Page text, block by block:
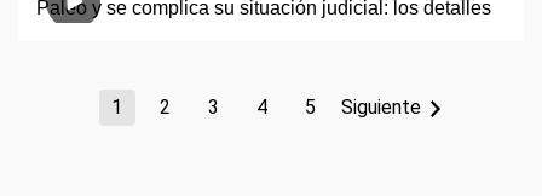
1 2 3 4 5 Siguiente